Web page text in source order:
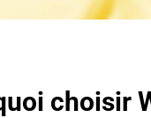
choisir